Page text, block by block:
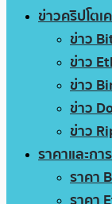
ข่าวคริปโตเ
ข่าว
ข่าว
ข่าว
ข่าว
ข่าว
ราคาและกา
ราคา